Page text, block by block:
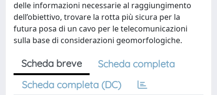
delle informazioni necessarie al raggiungimento
dell’obiettivo, trovare la rotta più sicura per la
futura posa di un cavo per le telecomunicazioni
sulla base di considerazioni geomorfologiche.
Scheda breve
Scheda completa
Scheda completa (DC)